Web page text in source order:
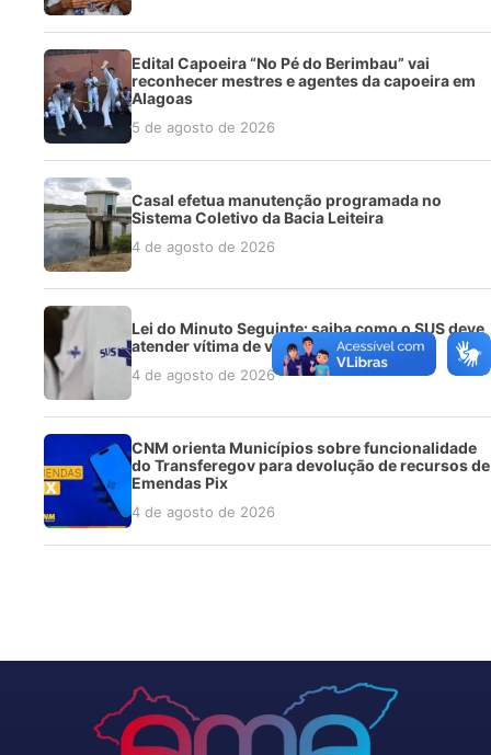
Edital Capoeira “No Pé do Berimbau” vai
reconhecer mestres e agentes da capoeira em
Alagoas
5 de agosto de 2026
Casal efetua manutenção programada no
Sistema Coletivo da Bacia Leiteira
4 de agosto de 2026
Lei do Minuto Seguinte: saiba como o SUS deve
atender vítima de violência sexual
4 de agosto de 2026
CNM orienta Municípios sobre funcionalidade
do Transferegov para devolução de recursos de
Emendas Pix
4 de agosto de 2026